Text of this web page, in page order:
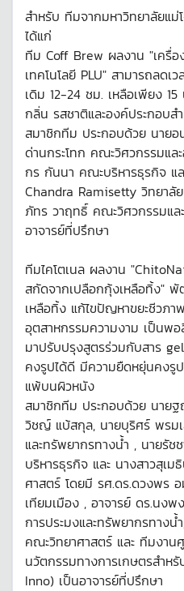
สำหรับ ทีมจากมหาวิทยาลัยแ
ได้แก่
ทีม Coff Brew ผลงาน "เครื่อ
เทคโนโลยี PLU" สามารถลด
เดิม 12-24 ชม. เหลือเพียง
กลิ่น รสชาติและองค์ประกอบ
สมาชิกทีม ประกอบด้วย นาย
ด่านกระโทก คณะวิศวกรรมแ
กร กันนา คณะบริหารธุรกิจ แ
Chandra Ramisetty วิทยาลั
ภัทร วาฤทธิ์ คณะวิศวกรรมแล
อาจารย์ที่ปรึกษา
ทีมไคโตเนล ผลงาน
สกัดจากเปลือกกุ้งเหลือทิ้ง"
เหลือทิ้ง แก้ไขปัญหาขยะชีวภา
อุตสาหกรรมความงาม เป็นพ
มาปรับปรุงสูตรร่วมกับสาร
คงรูปได้ดี มีความยืดหยุ่นคงรู
แพ้บนผิวหนัง
สมาชิกทีม ประกอบด้วย นาย
วิชญ์ แบ้สกุล, นายบุริศร์ พรมเ
และทรัพยากรทางน้ำ , นายรั
บริหารธุรกิจ และ นางสาวสุเ
ศาสตร์ โดยมี รศ.ดร.ดวงพร
เทียมเมือง , อาจารย์ ดร.นงพ
การประมงและทรัพยากรทางน้
คณะวิทยาศาสตร์ และ ทีมงาน
นวัตกรรมทางการเกษตรสำ
Inno) เป็นอาจารย์ที่ปรึกษา